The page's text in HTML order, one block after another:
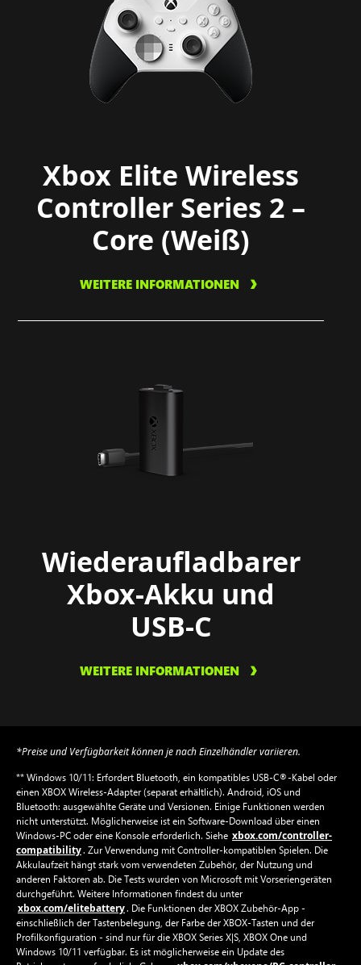
Xbox Elite Wireless
Controller Series 2 –
Core (Weiß)
WEITERE INFORMATIONEN
Wiederaufladbarer
Xbox-Akku und
USB-C
WEITERE INFORMATIONEN
*Preise und Verfügbarkeit können je nach Einzelhändler variieren.
** Windows 10/11: Erfordert Bluetooth, ein kompatibles USB-C®-Kabel oder
einen XBOX Wireless-Adapter (separat erhältlich). Android, iOS und
Bluetooth: ausgewählte Geräte und Versionen. Einige Funktionen werden
nicht unterstützt. Möglicherweise ist ein Software-Download über einen
Windows-PC oder eine Konsole erforderlich. Siehe xbox.com/controller-
compatibility. Zur Verwendung mit Controller-kompatiblen Spielen. Die
Akkulaufzeit hängt stark vom verwendeten Zubehör, der Nutzung und
anderen Faktoren ab. Die Tests wurden von Microsoft mit Vorseriengeräten
durchgeführt. Weitere Informationen findest du unter
xbox.com/elitebattery. Die Funktionen der XBOX Zubehör-App -
einschließlich der Tastenbelegung, der Farbe der XBOX-Tasten und der
Profilkonfiguration - sind nur für die XBOX Series X|S, XBOX One und
Windows 10/11 verfügbar. Es ist möglicherweise ein Update des